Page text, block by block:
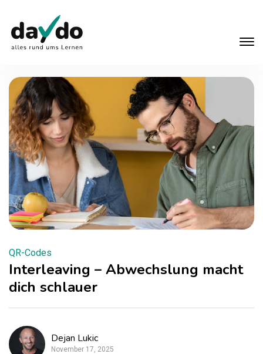
QR-Codes
Interleaving – Abwechslung macht
dich schlauer
Dejan Lukic
November 17, 2025